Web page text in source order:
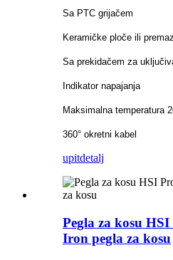
Sa PTC grijačem
Keramičke ploče ili
Sa prekidačem za
Indikator napajanja
Maksimalna temperatura
360° okretni kabel
upitdetalj
Pegla za kosu
Iron pegla za kosu